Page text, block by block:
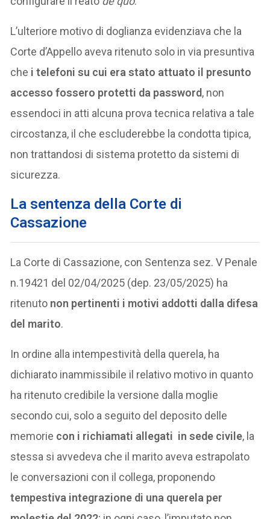
L’ulteriore motivo di doglianza evidenziava che la
Corte d’Appello aveva ritenuto solo in via presuntiva
che i telefoni su cui era stato attuato il presunto
accesso fossero protetti da password, non
essendoci in atti alcuna prova tecnica relativa a tale
circostanza, il che escluderebbe la condotta tipica,
non trattandosi di sistema protetto da sistemi di
sicurezza.
La sentenza della Corte di
Cassazione
La Corte di Cassazione, con Sentenza sez. V Penale
n.19421 del 02/04/2025 (dep. 23/05/2025) ha
ritenuto non pertinenti i motivi addotti dalla difesa
del marito.
In ordine alla intempestività della querela, ha
dichiarato inammissibile il relativo motivo in quanto
ha ritenuto credibile la versione dalla moglie
secondo cui, solo a seguito del deposito delle
memorie con i richiamati allegati in sede civile, la
stessa si avvedeva che il marito aveva estrapolato
le conversazioni con il collega, proponendo
tempestiva integrazione di una querela per